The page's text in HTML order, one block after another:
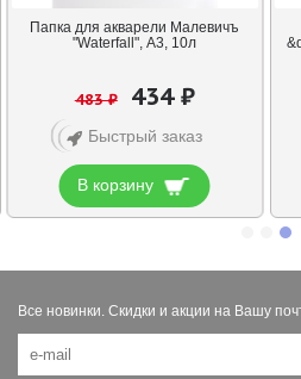
Папка для акварели Малевичъ
"Waterfall", А3, 10л
483 ₽ 434 ₽
Быстрый заказ
В корзину
Все новинки. Скидки и акции на Вашу